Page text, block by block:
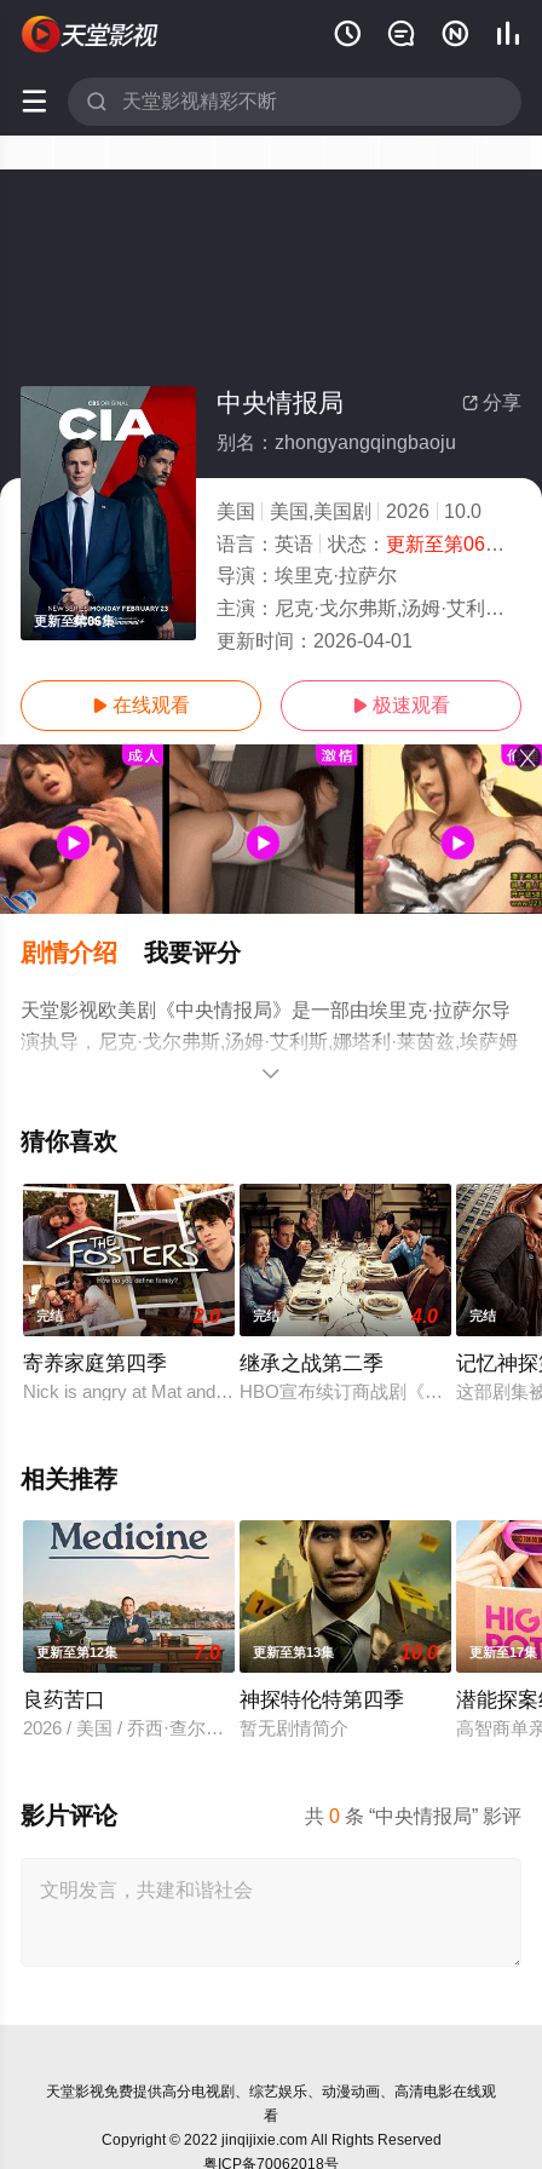
   
 
更新至第06集
 分享
中央情报局
别名：zhongyangqingbaoju
美国 美国,美国剧 2026
10.0
语言： 英语 状态： 更新至第06集
导演： 埃里克·拉萨尔
主演： 尼克·戈尔弗斯,汤姆·艾利斯,娜塔利·莱茵兹,埃萨姆·费里斯,罗伊·舒勒,雷纳尔多·特罗亚,Prosper·Bel
更新时间： 2026-04-01
 在线观看  极速观看
剧情介绍 我要评分
天堂影视欧美剧《中央情报局》是一部由埃里克·拉萨尔导
演执导，尼克·戈尔弗斯,汤姆·艾利斯,娜塔利·莱茵兹,埃萨姆
·费里斯,罗伊·舒勒,雷纳尔多·特罗亚,Prosper·Bellizia等演员
电视剧全集就来天堂电影网，更多相关信息可移步至豆瓣

猜你喜欢
完结 2.0
寄养家庭第四季
Nick is angry at Mat and decides to start s
完结 4.0
继承之战第二季
HBO宣布续订商战剧《继承人》第2
完结
记忆神
这部剧集
相关推荐
更新至第12集 7.0
良药苦口
2026 / 美国 / 乔西·查尔斯,克莉·奇奇诺,迈克尔·波茨,John,Quilty,
更新至第13集 10.0
神探特伦特第四季
暂无剧情简介
更新至17集
潜能探
高智商单
共0 条 “中央情报局” 影评
影片评论
天堂影视免费提供高分电视剧、综艺娱乐、动漫动画、高清电影在线观
看
Copyright © 2022 jinqijixie.com All Rights Reserved
粤ICP备70062018号